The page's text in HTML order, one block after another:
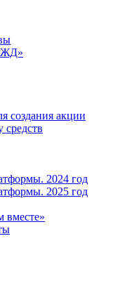
создания акции
средств
2024 год
2025 год